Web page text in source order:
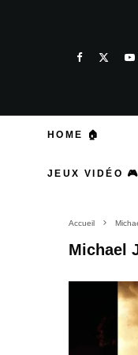
HOME 🏠
JEUX VIDÉO 🎮
Accueil
Michael